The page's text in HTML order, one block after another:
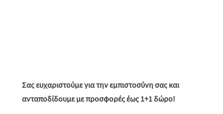
Σας ευχαριστούμε για την εμπιστοσύνη σας και
ανταποδίδουμε με προσφορές έως 1+1 δώρο!